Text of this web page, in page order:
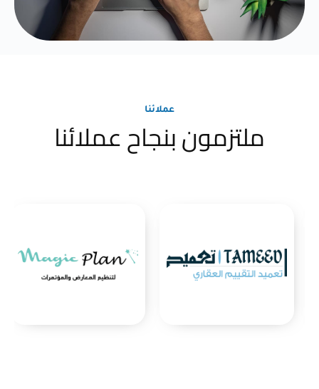
عملائنا
ملتزمون بنجاح عملائنا